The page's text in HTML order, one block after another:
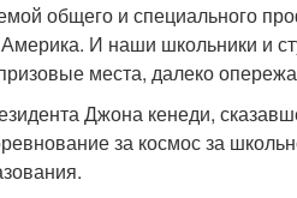
общего и специального
И наши школьники и
места, далеко
Джона кенеди,
за космос за